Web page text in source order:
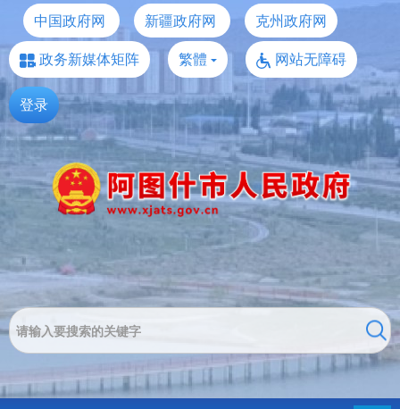
中国政府网 新疆政府网
克州政府网
政务新媒体矩阵
繁體 网站无障碍
登录